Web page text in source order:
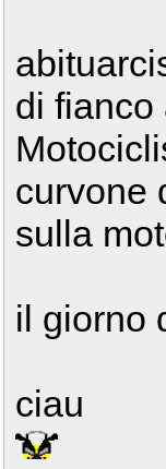
di fianco
curvone
sulla
il giorno
ciau